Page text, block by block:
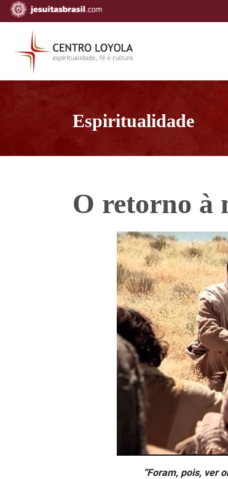
Espiritualidade
O retorno à
“Foram, pois, ver